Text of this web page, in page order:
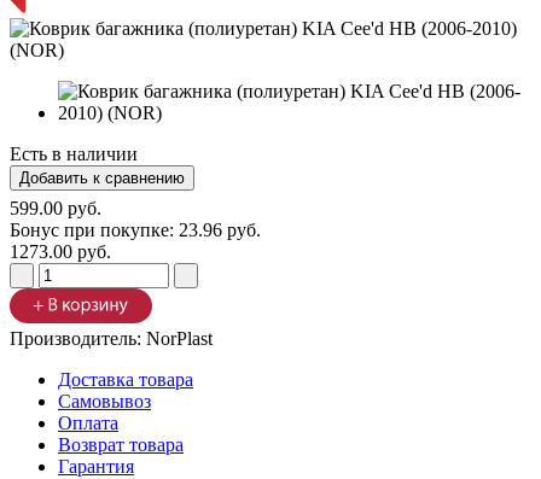
Есть в наличии
599.00 руб.
Бонус при покупке: 23.96 руб.
1273.00 руб.
Производитель: NorPlast
Доставка товара
Самовывоз
Оплата
Возврат товара
Гарантия